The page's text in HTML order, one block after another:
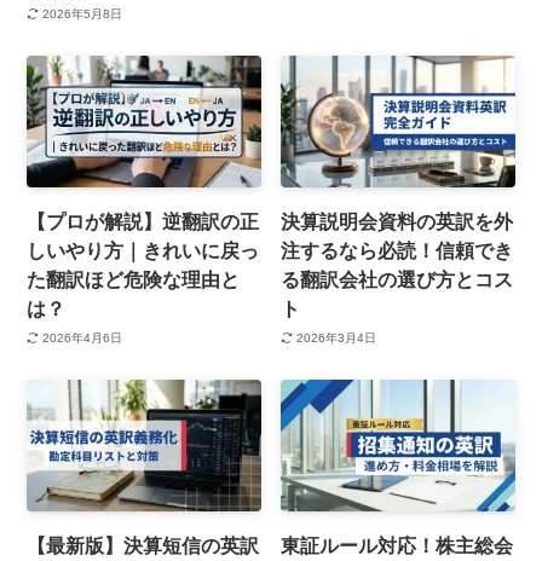
2026年5月8日
【プロが解説】逆翻訳の正
しいやり方｜きれいに戻っ
た翻訳ほど危険な理由と
は？
2026年4月6日
決算説明会資料の英訳を外
注するなら必読！信頼でき
る翻訳会社の選び方とコス
ト
2026年3月4日
【最新版】決算短信の英訳
東証ルール対応！株主総会